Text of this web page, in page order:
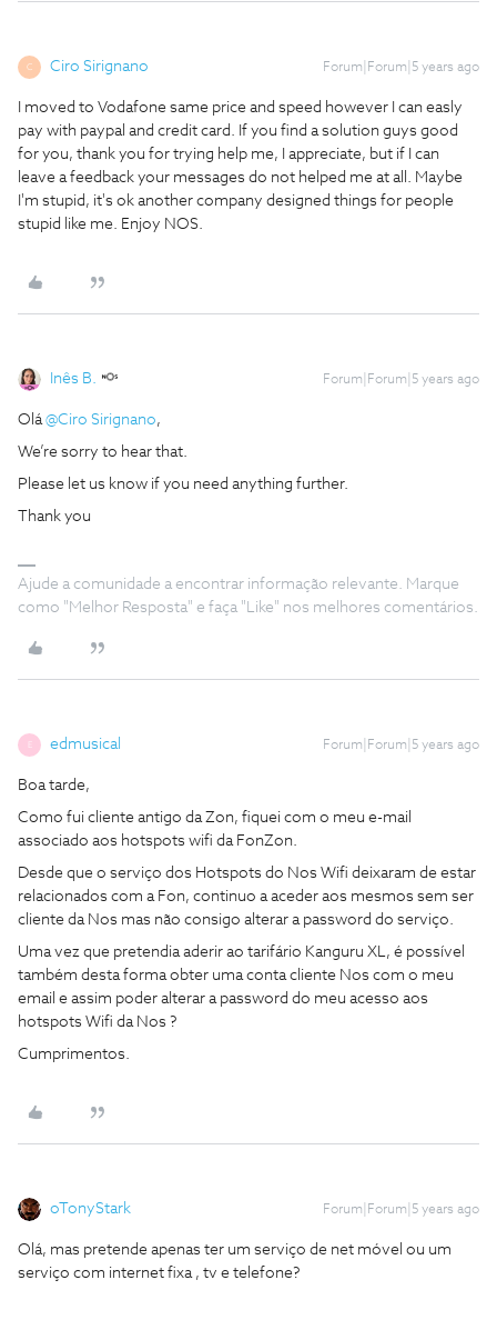
C Ciro Sirignano Forum|Forum|5 years ago
I moved to Vodafone same price and speed however I can easly
pay with paypal and credit card. If you find a solution guys good
for you, thank you for trying help me, I appreciate, but if I can
leave a feedback your messages do not helped me at all. Maybe
I'm stupid, it's ok another company designed things for people
stupid like me. Enjoy NOS.
Inês B. Forum|Forum|5 years ago
Olá@Ciro Sirignano,
We’re sorry to hear that.
Please let us know if you need anything further.
Thank you
Ajude a comunidade a encontrar informação relevante. Marque
como "Melhor Resposta" e faça "Like" nos melhores comentários.
edmusical Forum|Forum|5 years ago
Boa tarde,
Como fui cliente antigo da Zon, fiquei com o meu e-mail
associado aos hotspots wifi da FonZon.
Desde que o serviço dos Hotspots do Nos Wifi deixaram de estar
relacionados com a Fon, continuo a aceder aos mesmos sem ser
cliente da Nos mas não consigo alterar a password do serviço.
Uma vez que pretendia aderir ao tarifário Kanguru XL, é possível
também desta forma obter uma conta cliente Nos com o meu
email e assim poder alterar a password do meu acesso aos
hotspots Wifi da Nos ?
Cumprimentos.
oTonyStark Forum|Forum|5 years ago
Olá, mas pretende apenas ter um serviço de net móvel ou um
serviço com internet fixa , tv e telefone?